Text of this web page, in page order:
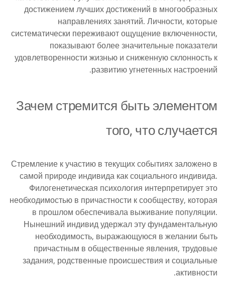
достижением лучших достижений в многообразных
направлениях занятий. Личности, которые
систематически переживают ощущение включенности,
показывают более значительные показатели
удовлетворенности жизнью и сниженную склонность к
развитию угнетенных настроений.
Зачем стремится быть элементом
того, что случается
Стремление к участию в текущих событиях заложено в
самой природе индивида как социального индивида.
Филогенетическая психология интерпретирует это
необходимостью в причастности к сообществу, которая
в прошлом обеспечивала выживание популяции.
Нынешний индивид удержал эту фундаментальную
необходимость, выражающуюся в желании быть
причастным в общественные явления, трудовые
задания, родственные происшествия и социальные
активности.